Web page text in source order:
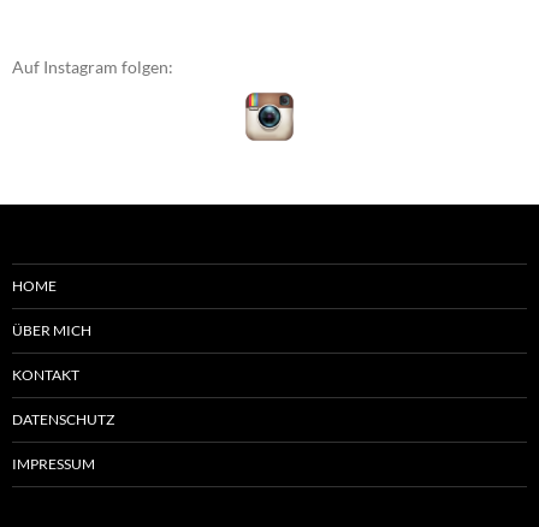
Auf Instagram folgen:
HOME
ÜBER MICH
KONTAKT
DATENSCHUTZ
IMPRESSUM